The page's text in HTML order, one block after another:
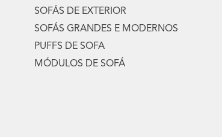
SOFÁS DE EXTERIOR
SOFÁS GRANDES E MODERNOS
PUFFS DE SOFA
MÓDULOS DE SOFÁ